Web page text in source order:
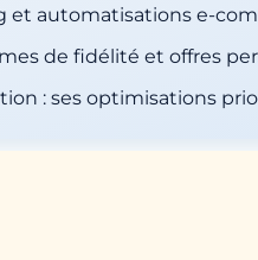
et automatisations e-
de fidélité et offres
: ses optimisations